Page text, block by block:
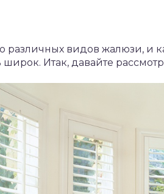
различных видов жалюзи,
Итак, давайте